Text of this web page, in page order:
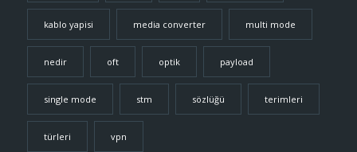
kablo yapisi media converter multi mode
nedir oft optik payload
single mode stm sözlüğü terimleri
türleri vpn